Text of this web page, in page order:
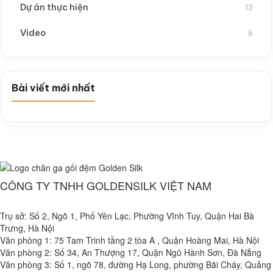
Dự án thực hiện 12
Video 6
Bài viết mới nhất
CÔNG TY TNHH GOLDENSILK VIỆT NAM
Trụ sở: Số 2, Ngõ 1, Phố Yên Lạc, Phường Vĩnh Tuy, Quận Hai Bà
Trưng, Hà Nội
Văn phòng 1: 75 Tam Trinh tầng 2 tòa A , Quận Hoàng Mai, Hà Nội
Văn phòng 2: Số 34, An Thượng 17, Quận Ngũ Hành Sơn, Đà Nẵng
Văn phòng 3: Số 1, ngõ 78, đường Hạ Long, phường Bãi Cháy, Quảng